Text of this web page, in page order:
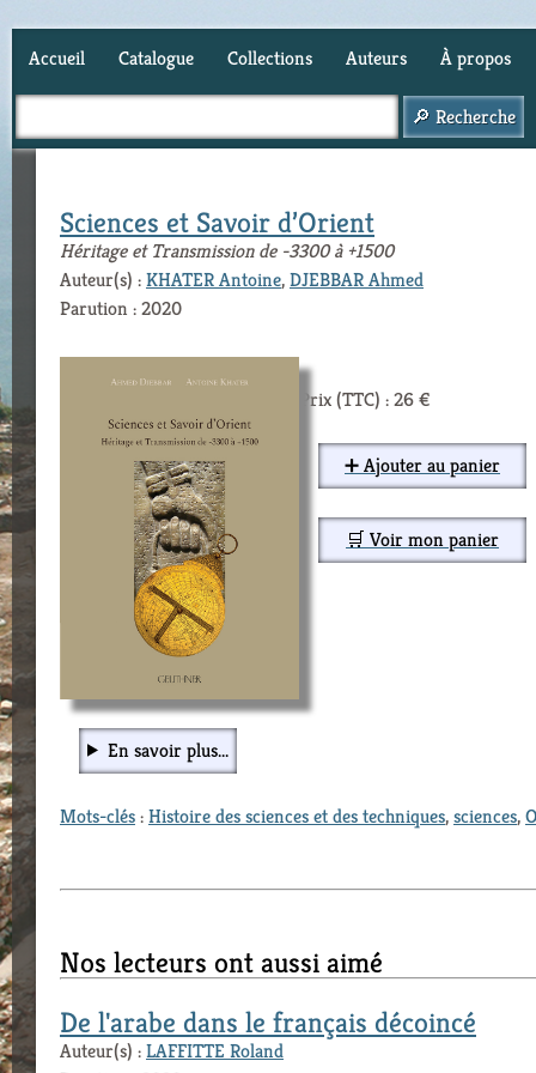
Accueil Catalogue Collections Auteurs À propos
Sciences et Savoir d’Orient
Héritage et Transmission de -3300 à +1500
Auteur(s) :KHATER Antoine,DJEBBAR Ahmed
Parution : 2020
Prix (TTC) : 26 €
➕ Ajouter au panier
🛒 Voir mon panier
En savoir plus...
Mots-clés:Histoire des sciences et des techniques,sciences,
Nos lecteurs ont aussi aimé
De l'arabe dans le français décoincé
Auteur(s) :LAFFITTE Roland